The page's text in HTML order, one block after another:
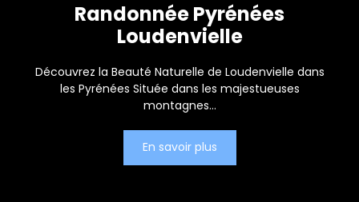
Randonnée Pyrénées
Loudenvielle
Découvrez la Beauté Naturelle de Loudenvielle dans
les Pyrénées Située dans les majestueuses
montagnes...
En savoir plus